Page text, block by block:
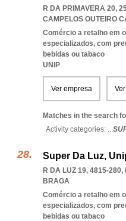
R DA PRIMAVERA 20,
CAMPELOS OUTEIRO
Comércio a retalho em
especializados, com
bebidas ou tabaco
UNIP
Ver empresa
Matches in the search
Activity categories: ...
Super Da Luz,
R DA LUZ 19, 4815-280,
BRAGA
Comércio a retalho em
especializados, com
bebidas ou tabaco